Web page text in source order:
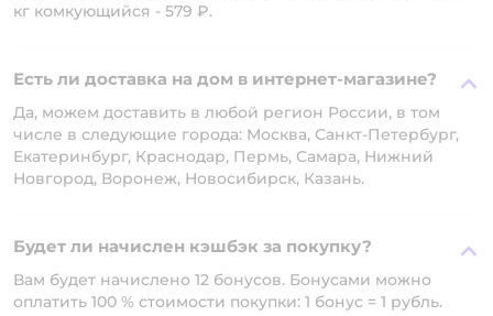
кг комкующийся - 579 ₽.
Есть ли доставка на дом в интернет-магазине?
Да, можем доставить в любой регион России, в том
числе в следующие города: Москва, Санкт-Петербург,
Екатеринбург, Краснодар, Пермь, Самара, Нижний
Новгород, Воронеж, Новосибирск, Казань.
Будет ли начислен кэшбэк за покупку?
Вам будет начислено 12 бонусов. Бонусами можно
оплатить 100 % стоимости покупки: 1 бонус = 1 рубль.